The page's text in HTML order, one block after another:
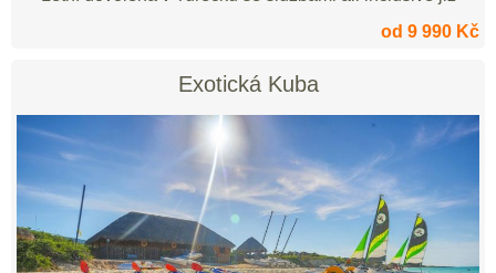
od 9 990 Kč
Exotická Kuba